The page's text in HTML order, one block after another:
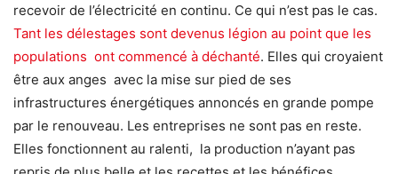
recevoir de l’électricité en continu. Ce qui n’est pas le cas.
Tant les délestages sont devenus légion au point que les
populations ont commencé à déchanté. Elles qui croyaient
être aux anges avec la mise sur pied de ses
infrastructures énergétiques annoncés en grande pompe
par le renouveau. Les entreprises ne sont pas en reste.
Elles fonctionnent au ralenti, la production n’ayant pas